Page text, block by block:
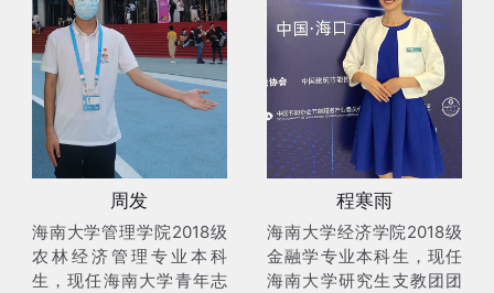
周发
海南大学管理学院2018级
农林经济管理专业本科
生，现任海南大学青年志
程寒雨
海南大学经济学院2018级
金融学专业本科生，现任
海南大学研究生支教团团